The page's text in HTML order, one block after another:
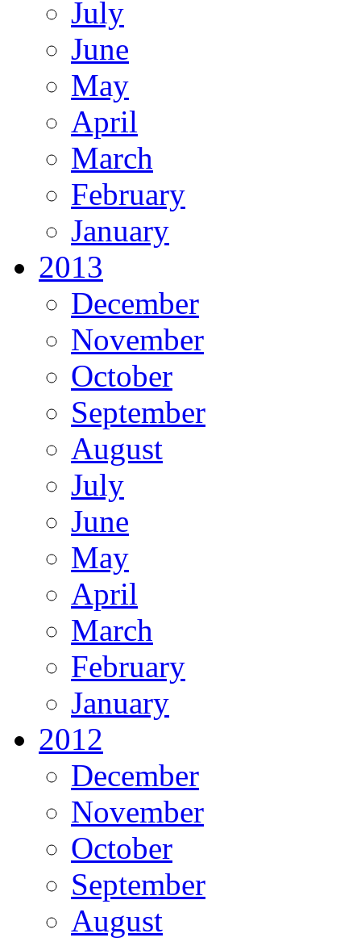
July
June
May
April
March
February
January
2013
December
November
October
September
August
July
June
May
April
March
February
January
2012
December
November
October
September
August